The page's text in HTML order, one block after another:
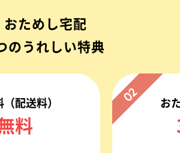
おためし宅配
のうれしい特典
配送料）
料
02 お